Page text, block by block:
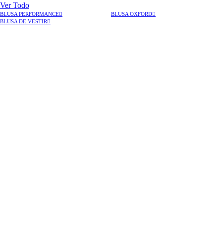
Ver Todo
BLUSA PERFORMANCE
BLUSA OXFORD
BLUSA DE VESTIR